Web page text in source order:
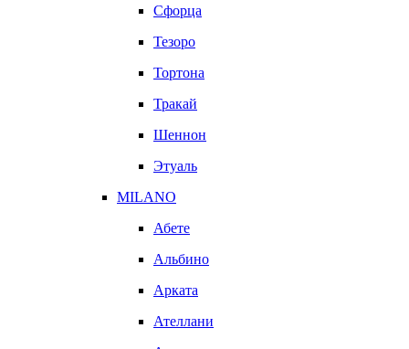
Сфорца
Тезоро
Тортона
Тракай
Шеннон
Этуаль
MILANO
Абете
Альбино
Арката
Ателлани